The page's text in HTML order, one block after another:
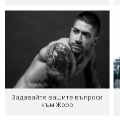
Задавайте вашите въпроси
към Жоро